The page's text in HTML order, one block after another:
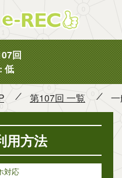
回
低
第107回 一覧
用方法
対応